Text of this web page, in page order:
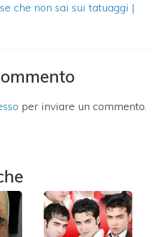
che non sai sui tatuaggi |
per inviare un commento.